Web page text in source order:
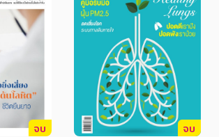
จบ
จบ